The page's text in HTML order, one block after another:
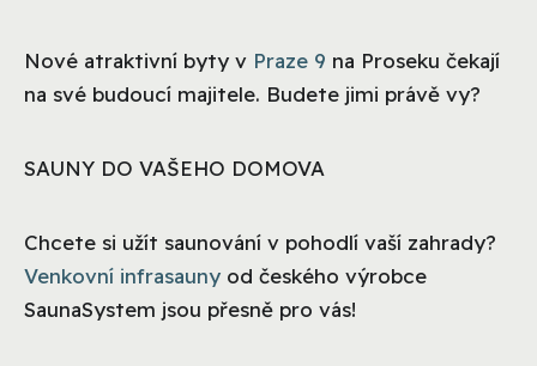
Nové atraktivní byty v Praze 9 na Proseku čekají
na své budoucí majitele. Budete jimi právě vy?
SAUNY DO VAŠEHO DOMOVA
Chcete si užít saunování v pohodlí vaší zahrady?
Venkovní infrasauny od českého výrobce
SaunaSystem jsou přesně pro vás!